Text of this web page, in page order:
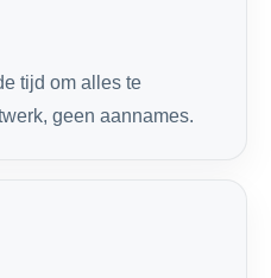
tijd om alles te
geen aannames.